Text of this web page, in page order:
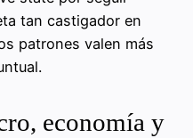
tan castigador en
patrones valen más
economía y